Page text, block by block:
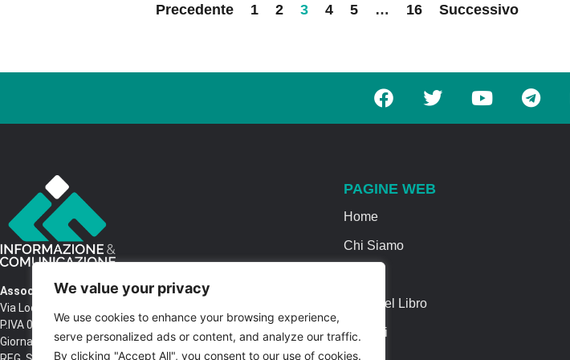
We value your privacy
We use cookies to enhance your browsing experience,
serve personalized ads or content, and analyze our traffic.
By clicking "Accept All", you consent to our use of cookies.
Precedente 1 2 3 4 5 … 16 Successivo
Associazione Informazione & Comunicazione
Via Locri SNC – 87064 Corigliano Rossano CS
P.IVA 03516250788 – C.F. 97037680788 Testata
Giornalistica n. 1399/2017 R.G.V.G.N. 02/2017
PAGINE WEB
Home
Chi Siamo
Casa del Libro
Contatti